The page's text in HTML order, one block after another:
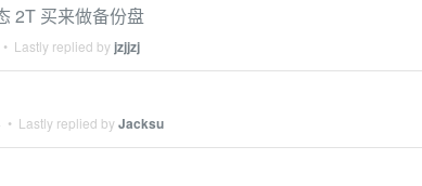
2T 买来做备份盘
• Lastly replied by jzjjzj
• Lastly replied byJacksu